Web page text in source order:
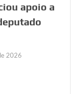
Rui
apoio a
2026